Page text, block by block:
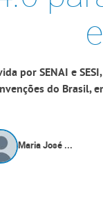
por SENAI e
do Brasil,
Maria José ...